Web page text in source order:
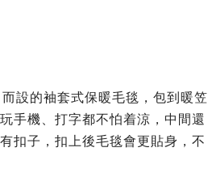
設的袖套式保暖毛毯，包到暖笠
手機、打字都不怕着涼，中間還
扣子，扣上後毛毯會更貼身，不